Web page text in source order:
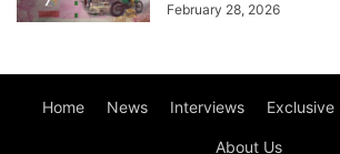
February 28, 2026
Home News Interviews Exclusive
About Us